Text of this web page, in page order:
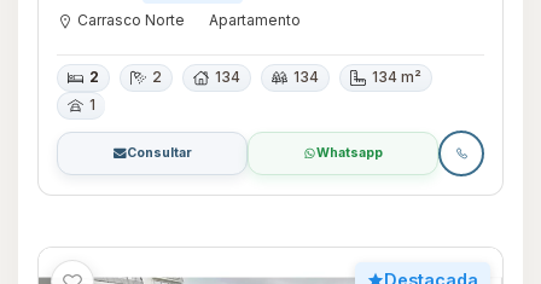
Carrasco Norte Apartamento
2 2 134 134
134 m²
1
Consultar Whatsapp